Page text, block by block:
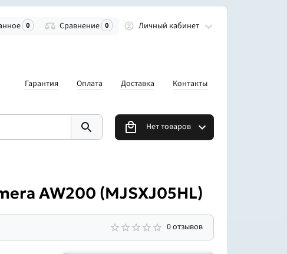
0 Сравнение 0 Личный кабинет
Гарантия Оплата Доставка Контакты
Нет товаров
AW200 (MJSXJ05HL)
0 отзывов